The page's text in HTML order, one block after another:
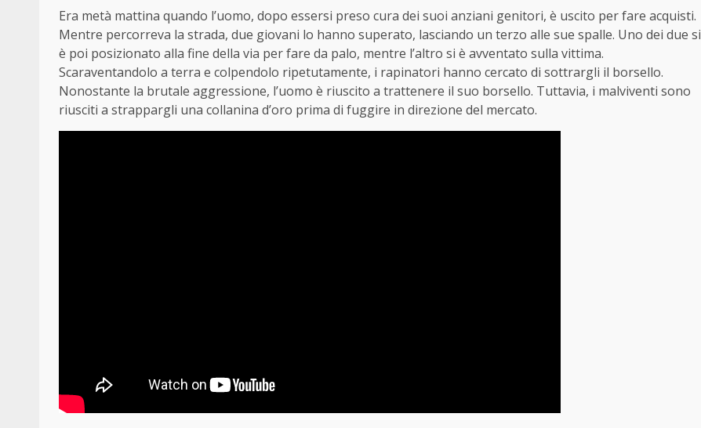
Era metà mattina quando l’uomo, dopo essersi preso cura dei suoi anziani genitori, è uscito per fare acquisti.
Mentre percorreva la strada, due giovani lo hanno superato, lasciando un terzo alle sue spalle. Uno dei due si
è poi posizionato alla fine della via per fare da palo, mentre l’altro si è avventato sulla vittima.
Scaraventandolo a terra e colpendolo ripetutamente, i rapinatori hanno cercato di sottrargli il borsello.
Nonostante la brutale aggressione, l’uomo è riuscito a trattenere il suo borsello. Tuttavia, i malviventi sono
riusciti a strappargli una collanina d’oro prima di fuggire in direzione del mercato.